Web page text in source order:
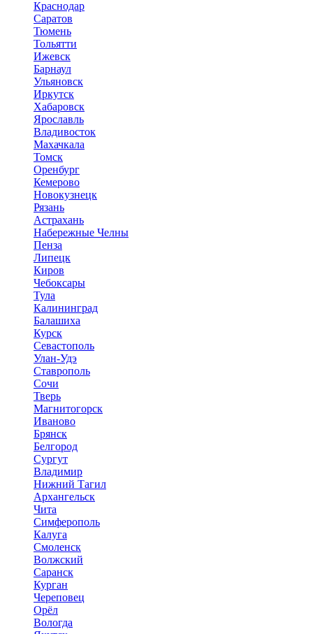
Краснодар
Саратов
Тюмень
Тольятти
Ижевск
Барнаул
Ульяновск
Иркутск
Хабаровск
Ярославль
Владивосток
Махачкала
Томск
Оренбург
Кемерово
Новокузнецк
Рязань
Астрахань
Набережные Челны
Пенза
Липецк
Киров
Чебоксары
Тула
Калининград
Балашиха
Курск
Севастополь
Улан-Удэ
Ставрополь
Сочи
Тверь
Магнитогорск
Иваново
Брянск
Белгород
Сургут
Владимир
Нижний Тагил
Архангельск
Чита
Симферополь
Калуга
Смоленск
Волжский
Саранск
Курган
Череповец
Орёл
Вологда